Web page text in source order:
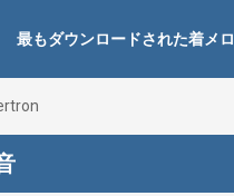
最もダウンロードされた着メロ